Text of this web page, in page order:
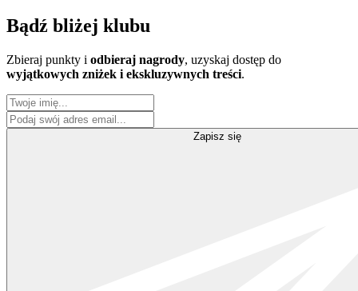
Bądź bliżej klubu
Zbieraj punkty i odbieraj nagrody, uzyskaj dostęp do
wyjątkowych zniżek i ekskluzywnych treści.
Zapisz się